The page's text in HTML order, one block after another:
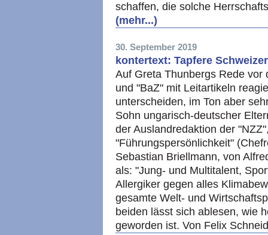
schaffen, die solche
(mehr...)
30. September 2019
kontertext: Tapfere
Auf Greta Thunbergs Rede vor
und "BaZ" mit Leitartikeln
unterscheiden, im Ton aber
Sohn ungarisch-deutscher
der Auslandredaktion der
"Führungspersönlichkeit"
Sebastian Briellmann, von
als: "Jung- und Multitalent,
Allergiker gegen alles
gesamte Welt- und
beiden lässt sich ablesen, wie
geworden ist. Von Felix